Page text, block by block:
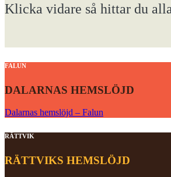
Klicka vidare så hittar du
FALUN
DALARNAS HEMSLÖJD
Dalarnas hemslöjd – Falun
RÄTTVIK
RÄTTVIKS HEMSLÖJD